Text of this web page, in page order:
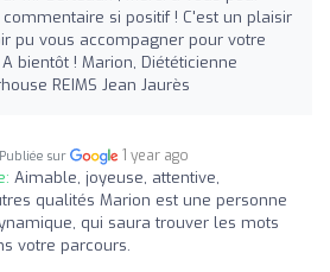
si positif ! C'est un plaisir
pu vous accompagner pour votre
A bientôt ! Marion, Diététicienne
REIMS Jean Jaurès
Publiée sur 1 year ago
Aimable, joyeuse, attentive,
qualités Marion est une personne
qui saura trouver les mots
votre parcours.